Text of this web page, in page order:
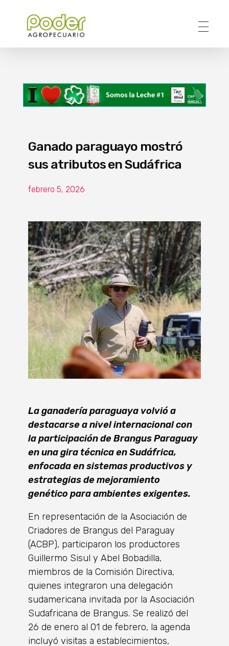
Ganado paraguayo mostró
sus atributos en Sudáfrica
febrero 5, 2026
La ganadería paraguaya volvió a
destacarse a nivel internacional con
la participación de Brangus Paraguay
en una gira técnica en Sudáfrica,
enfocada en sistemas productivos y
estrategias de mejoramiento
genético para ambientes exigentes.
En representación de la Asociación de
Criadores de Brangus del Paraguay
(ACBP), participaron los productores
Guillermo Sisul y Abel Bobadilla,
miembros de la Comisión Directiva,
quienes integraron una delegación
sudamericana invitada por la Asociación
Sudafricana de Brangus. Se realizó del
26 de enero al 01 de febrero, la agenda
incluyó visitas a establecimientos,